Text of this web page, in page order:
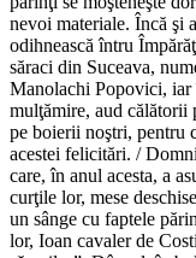
nevoi materiale. Încă şi
odihnească întru
săraci din Suceava,
Manolachi Popovici, iar
mulţămire, aud călătorii
pe boierii noştri, pentru
acestei felicitări. /
care, în anul acesta, a
curţile lor, mese
un sânge cu faptele
lor, Ioan cavaler de